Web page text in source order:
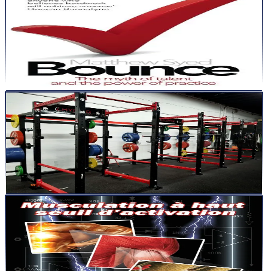
Le mythe du “talent” et les 5 leviers qui changent
vraiment un parcours
Salut L’athlète, le coach, le passionné de performance, Il y a une
phrase qui revient souvent dans nos métiers.Tu l’as d...
articles13 déc. 20255min
Les 5 principes qui transforment instantanément ta
puissance
Il y a toujours un moment, dans la vie d’un coach ou d’un prépa, où
tu regardes un athlète bouger…et tu sens qu’il y a u...
Lire la suite
articles21 nov. 2025 min
Musculation à haut seuil d’activation : ce que j’ai
vraiment retenu du livre de Christian Thibaudeau
Salut L&rsquo;athlète, le coach, le passionné de performance, Il y a